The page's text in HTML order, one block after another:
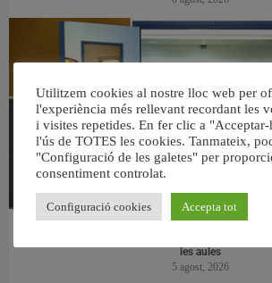
les aules
5 agost, 2026
Utilitzem cookies al nostre lloc web per
l'experiència més rellevant recordant les
i visites repetides. En fer clic a
l'ús de TOTES les cookies. Tanmateix,
"Configuració de les galetes" per
consentiment controlat.
Configuració cookies Accepta tot